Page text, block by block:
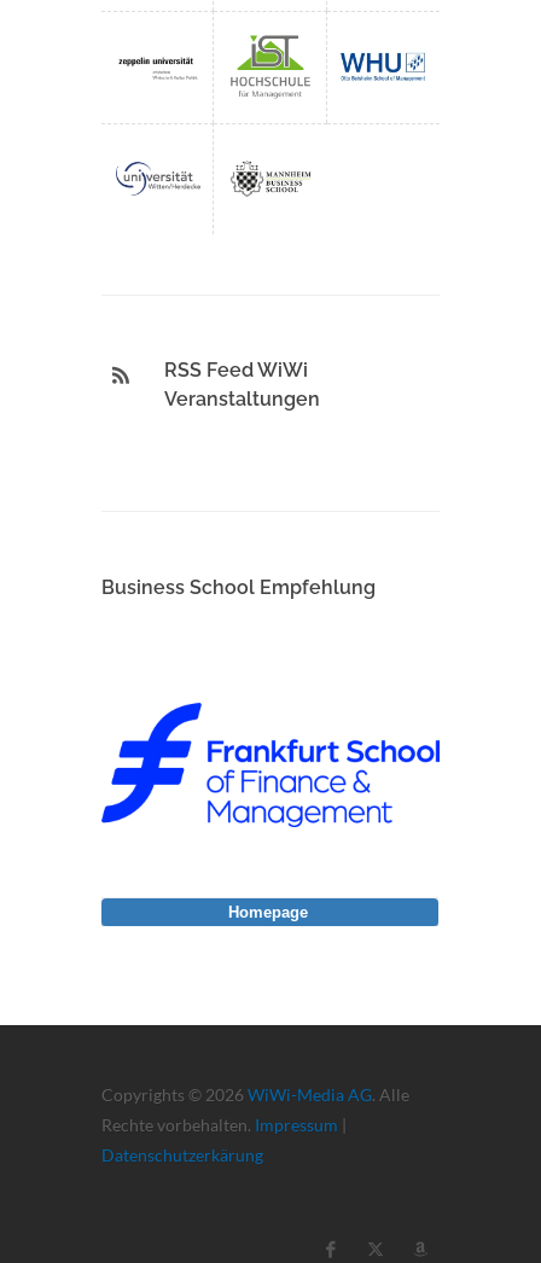
RSS Feed WiWi
Veranstaltungen
Business School Empfehlung
Copyrights © 2026 WiWi-Media AG. Alle
Rechte vorbehalten. Impressum |
Datenschutzerkärung
Homepage